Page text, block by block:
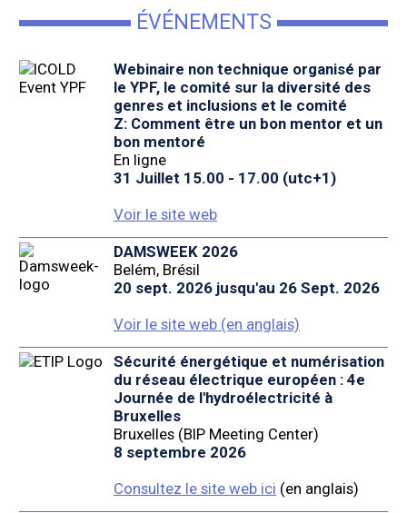
ÉVÉNEMENTS
Webinaire non technique organisé par
le YPF, le comité sur la diversité des
genres et inclusions et le comité
Z: Comment être un bon mentor et un
bon mentoré
En ligne
31 Juillet 15.00 - 17.00 (utc+1)
Voir le site web
DAMSWEEK 2026
Belém, Brésil
20 sept. 2026 jusqu'au 26 Sept. 2026
Voir le site web (en anglais)
Sécurité énergétique et numérisation
du réseau électrique européen : 4e
Journée de l'hydroélectricité à
Bruxelles
Bruxelles (BIP Meeting Center)
8 septembre 2026
Consultez le site web ici (en anglais)